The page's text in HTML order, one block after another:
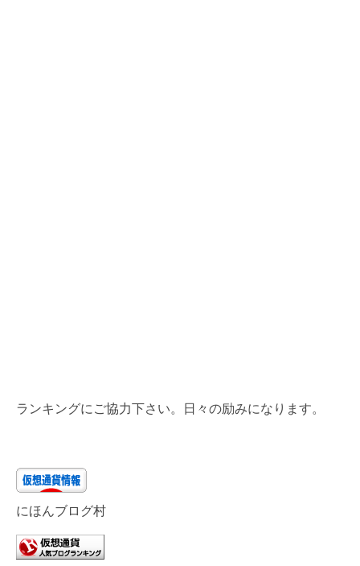
ランキングにご協力下さい。日々の励みになります。
にほんブログ村